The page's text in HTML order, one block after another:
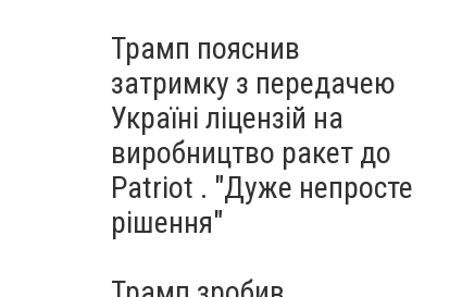
Трамп пояснив
затримку з передачею
Україні ліцензій на
виробництво ракет до
Patriot . "Дуже непросте
рішення"